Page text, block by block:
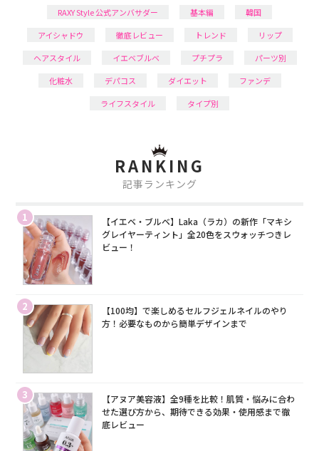
RAXY Style 公式アンバサダー
基本編
韓国
アイシャドウ
徹底レビュー トレンド
リップ
ヘアスタイル
イエベブルベ プチプラ
パーツ別
化粧水
デパコス ダイエット
ファンデ
ライフスタイル
タイプ別
RANKING
記事ランキング
1
【イエベ・ブルベ】Laka（ラカ）の新作「マキシ
グレイヤーティント」全20色をスウォッチつきレ
ビュー！
2
【100均】で楽しめるセルフジェルネイルのやり
方！必要なものから簡単デザインまで
3
【アヌア美容液】全9種を比較！肌質・悩みに合わ
せた選び方から、期待できる効果・使用感まで徹
底レビュー